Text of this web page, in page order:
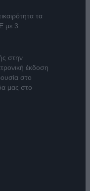
τα
με 3
στην
έκδοση
στο
μας στο